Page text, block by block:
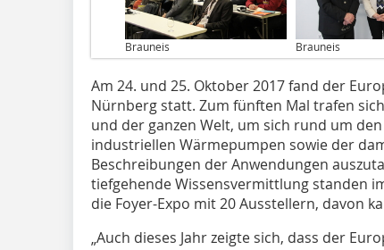
Brauneis Brauneis
Am 24. und 25. Oktober 2017 fand der
Nürnberg statt. Zum fünften Mal trafen
und der ganzen Welt, um sich rund um
industriellen Wärmepumpen sowie der
Beschreibungen der Anwendungen
tiefgehende Wissensvermittlung standen
die Foyer-Expo mit 20 Ausstellern, davon
„Auch dieses Jahr zeigte sich, dass der